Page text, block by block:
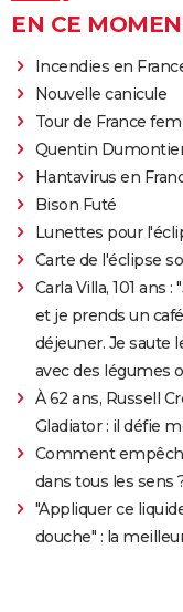
EN CE
Incendies en
Nouvelle canicule
Tour de France
Quentin
Hantavirus en
Bison Futé
Lunettes pour
Carte de l'éclipse
Carla Villa, 101 ans
et je prends un
déjeuner. Je saute
avec des légumes
À 62 ans, Russell
Gladiator : il défie
Comment
dans tous les sens
"Appliquer ce
douche" : la